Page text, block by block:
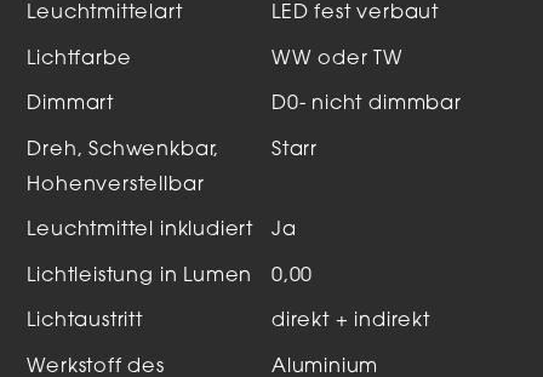
Leuchtmittelart LED fest verbaut
Lichtfarbe WW oder TW
Dimmart D0- nicht dimmbar
Dreh, Schwenkbar,
Hohenverstellbar
Starr
Leuchtmittel inkludiert Ja
Lichtleistung in Lumen 0,00
Lichtaustritt direkt + indirekt
Werkstoff des
Aluminium